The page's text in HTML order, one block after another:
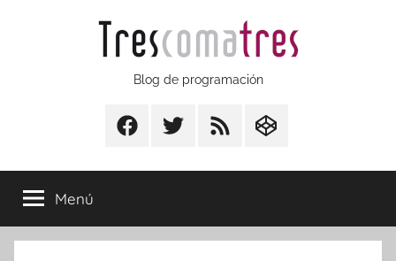
Trescomatres
Blog de programación
FacebookTwitter RSS CodepenIO
Menú